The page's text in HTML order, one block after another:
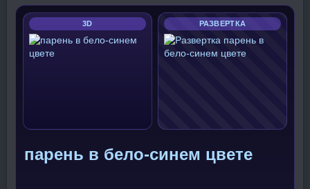
3D РАЗВЕРТКА
парень в бело-синем цвете